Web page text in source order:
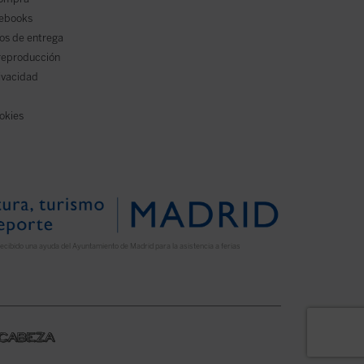
de entrega
una ayuda del Ayuntamiento de Madrid para la asistencia a ferias